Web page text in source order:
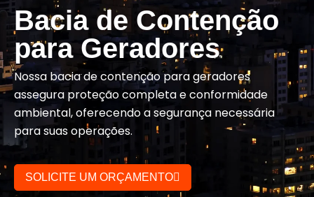
Bacia de Contenção
para Geradores
Nossa bacia de contenção para geradores
assegura proteção completa e conformidade
ambiental, oferecendo a segurança necessária
para suas operações.
SOLICITE UM ORÇAMENTO